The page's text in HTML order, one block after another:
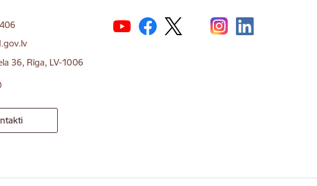
36, Rīga, LV-1006